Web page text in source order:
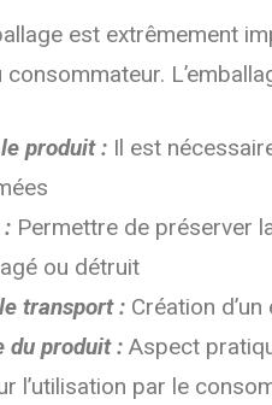
est extrêmement
produit : Il est
: Permettre de préserver
ou détruit
transport : Création
du produit : Aspect
l’utilisation par le